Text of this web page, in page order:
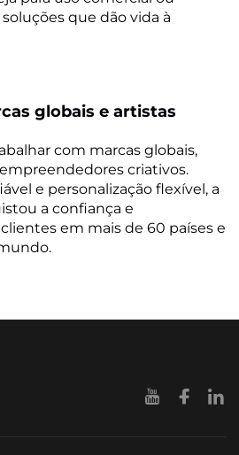
que dão vida à
globais e artistas
com marcas globais,
criativos.
e personalização flexível, a
a confiança e
em mais de 60 países e